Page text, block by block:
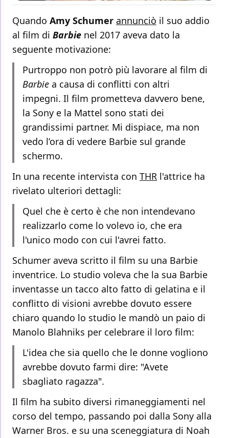
Quando Amy Schumer annunciò il suo addio
al film di Barbie nel 2017 aveva dato la
seguente motivazione:
Purtroppo non potrò più lavorare al film di
Barbie a causa di conflitti con altri
impegni. Il film prometteva davvero bene,
la Sony e la Mattel sono stati dei
grandissimi partner. Mi dispiace, ma non
vedo l’ora di vedere Barbie sul grande
schermo.
In una recente intervista con THR l'attrice ha
rivelato ulteriori dettagli:
Quel che è certo è che non intendevano
realizzarlo come lo volevo io, che era
l'unico modo con cui l'avrei fatto.
Schumer aveva scritto il film su una Barbie
inventrice. Lo studio voleva che la sua Barbie
inventasse un tacco alto fatto di gelatina e il
conflitto di visioni avrebbe dovuto essere
chiaro quando lo studio le mandò un paio di
Manolo Blahniks per celebrare il loro film:
L'idea che sia quello che le donne vogliono
avrebbe dovuto farmi dire: "Avete
sbagliato ragazza".
Il film ha subito diversi rimaneggiamenti nel
corso del tempo, passando poi dalla Sony alla
Warner Bros. e su una sceneggiatura di Noah